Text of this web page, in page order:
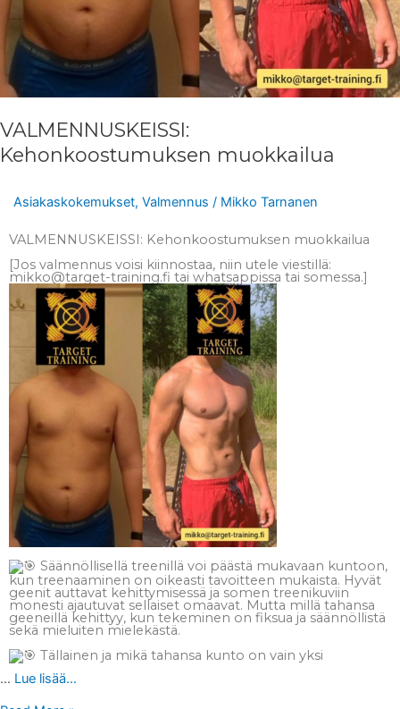
VALMENNUSKEISSI:
Kehonkoostumuksen muokkailua
Asiakaskokemukset, Valmennus / Mikko Tarnanen
VALMENNUSKEISSI: Kehonkoostumuksen muokkailua
[Jos valmennus voisi kiinnostaa, niin utele viestillä:
mikko@target-training.fi tai whatsappissa tai somessa.]
Säännöllisellä treenillä voi päästä mukavaan kuntoon,
kun treenaaminen on oikeasti tavoitteen mukaista. Hyvät
geenit auttavat kehittymisessä ja somen treenikuviin
monesti ajautuvat sellaiset omaavat. Mutta millä tahansa
geeneillä kehittyy, kun tekeminen on fiksua ja säännöllistä
sekä mieluiten mielekästä.
Tällainen ja mikä tahansa kunto on vain yksi
… Lue lisää...